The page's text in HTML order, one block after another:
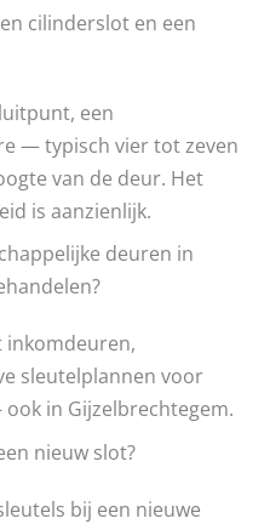
cilinderslot en een
een
— typisch vier tot zeven
van de deur. Het
is aanzienlijk.
deuren in
inkomdeuren,
sleutelplannen voor
in Gijzelbrechtegem.
nieuw slot?
bij een nieuwe